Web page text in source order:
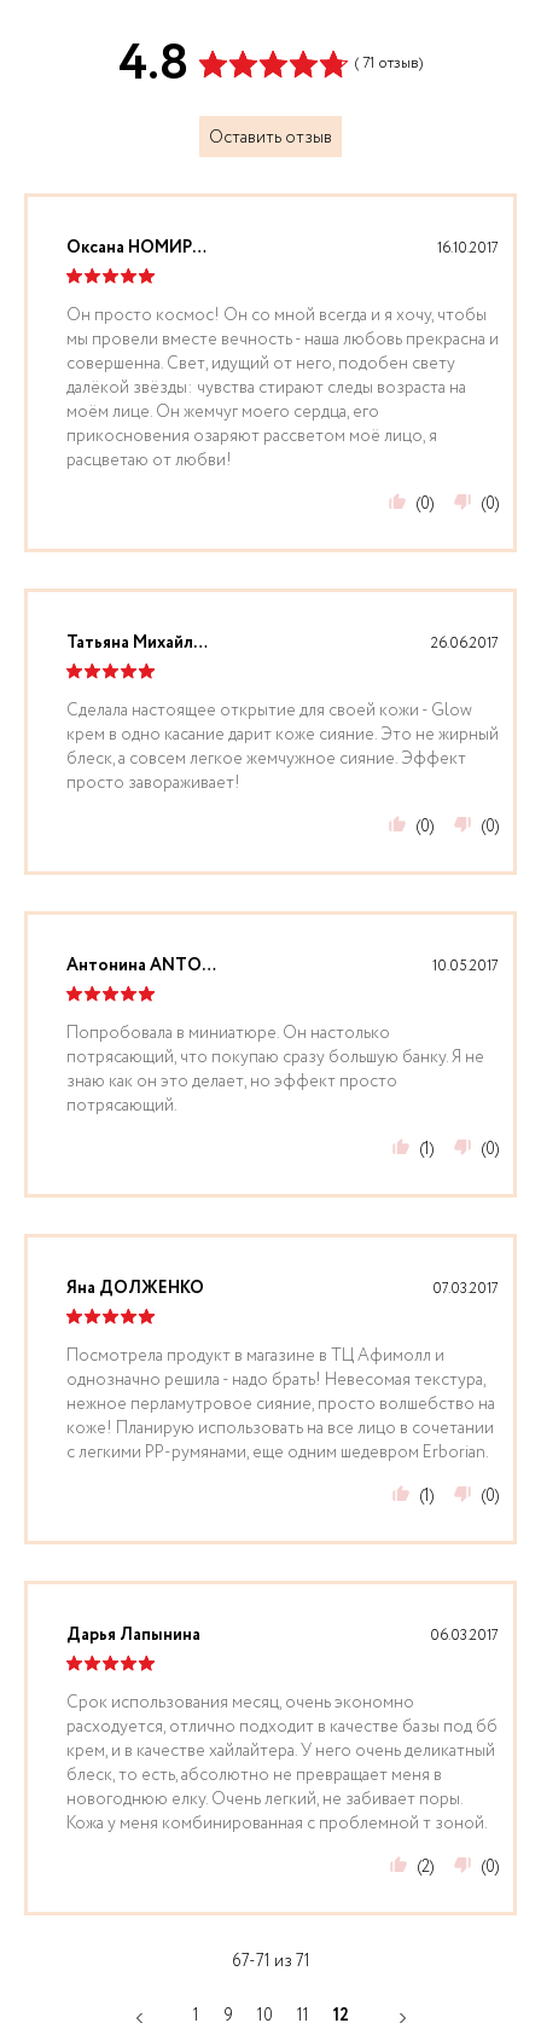
4.8 ( 71 отзыв)
Оставить отзыв
Оксана НОМИРОВСКАЯ 16.10.2017
Он просто космос! Он со мной всегда и я хочу, чтобы
мы провели вместе вечность - наша любовь прекрасна и
совершенна. Свет, идущий от него, подобен свету
далёкой звёзды: чувства стирают следы возраста на
моём лице. Он жемчуг моего сердца, его
прикосновения озаряют рассветом моё лицо, я
расцветаю от любви!
(0)
(0)
Татьяна Михайлова 26.06.2017
Сделала настоящее открытие для своей кожи - Glow
крем в одно касание дарит коже сияние. Это не жирный
блеск, а совсем легкое жемчужное сияние. Эффект
просто завораживает!
(0)
(0)
Антонина ANTONINA 10.05.2017
Попробовала в миниатюре. Он настолько
потрясающий, что покупаю сразу большую банку. Я не
знаю как он это делает, но эффект просто
потрясающий.
(1)
(0)
Яна ДОЛЖЕНКО 07.03.2017
Посмотрела продукт в магазине в ТЦ Афимолл и
однозначно решила - надо брать! Невесомая текстура,
нежное перламутровое сияние, просто волшебство на
коже! Планирую использовать на все лицо в сочетании
с легкими PP-румянами, еще одним шедевром Erborian.
(1)
(0)
Дарья Лапынина 06.03.2017
Срок использования месяц, очень экономно
расходуется, отлично подходит в качестве базы под бб
крем, и в качестве хайлайтера. У него очень деликатный
блеск, то есть, абсолютно не превращает меня в
новогоднюю елку. Очень легкий, не забивает поры.
Кожа у меня комбинированная с проблемной т зоной.
(2)
(0)
67-71 из 71
1 9 10 11 12